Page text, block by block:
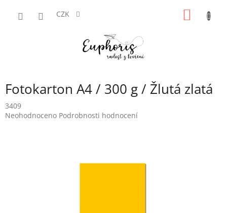
CZK
Fotokarton A4 / 300 g / Žlutá zlatá
3409
Průměrné
Neohodnoceno Podrobnosti hodnocení